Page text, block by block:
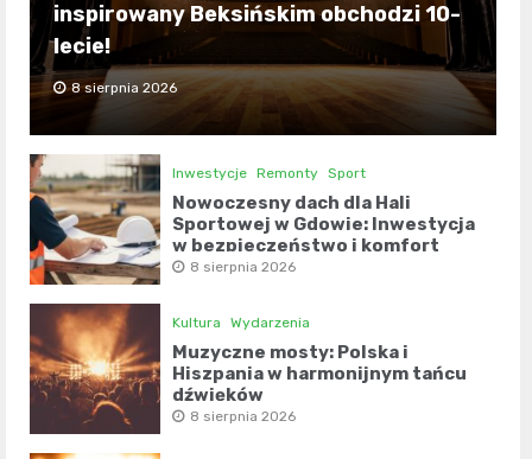
inspirowany Beksińskim obchodzi 10-
lecie!
8 sierpnia 2026
Inwestycje Remonty Sport
Nowoczesny dach dla Hali
Sportowej w Gdowie: Inwestycja
w bezpieczeństwo i komfort
8 sierpnia 2026
Kultura Wydarzenia
Muzyczne mosty: Polska i
Hiszpania w harmonijnym tańcu
dźwięków
8 sierpnia 2026